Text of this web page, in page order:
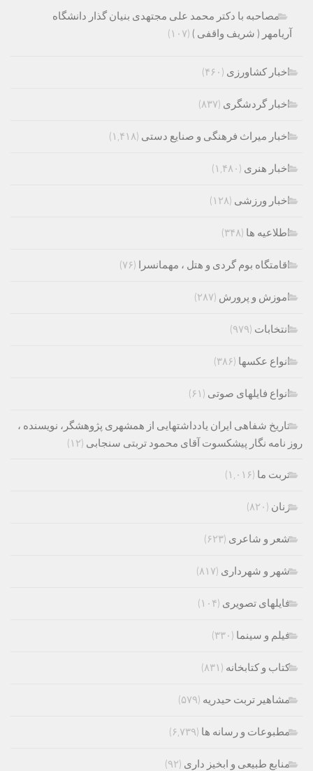
مصاحبه با دکتر محمد علی مجتهدی بنیان گذار دانشگاه
آریامهر ( شریف واقفی ) (۱۰۷)
اخبار کشاورزی (۴۶۰)
اخبار گردشگری (۸۳۷)
اخبار میراث فرهنگی و صنایع دستی (۱,۴۱۸)
اخبار هنری (۱,۴۸۰)
اخبار ورزشی (۱۲۸)
اطلاعیه ها (۳۴۸)
اقامتگاه بوم گردی و هتل ، مهمانسرا (۷۶)
اموزش و پرورش (۲۸۷)
انتخابات (۹۷۹)
انواع عکسها (۳۸۶)
انواع فایلهای صوتی (۶۱)
تاریخ شفاهی ایران یادداشتهایی از همشهری پژوهشگر، نویسنده ،
روز نامه نگار پیشکسوت آقای محمود تربتی سنجابی (۱۲)
تربت ما (۱,۰۱۶)
زنان (۸۲۰)
شعر و شاعری (۶۲۳)
شهر و شهرداری (۸۱۷)
فایلهای تصویری (۱۰۴)
فیلم و سینما (۳۳۰)
کتاب و کتابخانه (۸۳۱)
مشاهیر تربت حیدریه (۵۷۹)
مطبوعات و رسانه ها (۶,۷۳۹)
منابع طبیعی و ابخیز داری (۹۲)